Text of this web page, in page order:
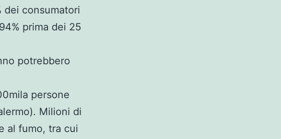
dei consumatori
prima dei 25
potrebbero
persone
Milioni di
al fumo, tra cui